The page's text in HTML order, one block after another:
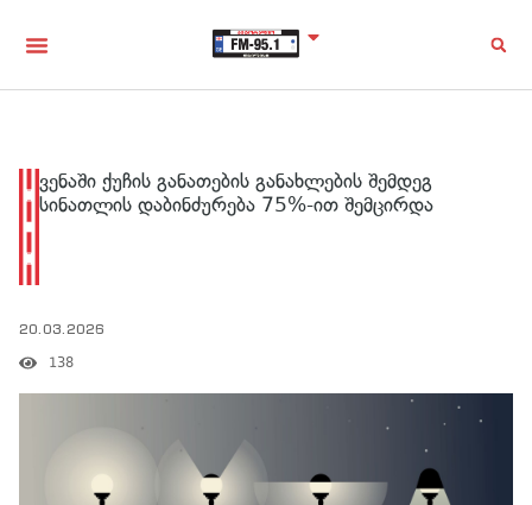
ვენაში ქუჩის განათების განახლების შემდეგ
სინათლის დაბინძურება 75%-ით შემცირდა
20.03.2026
138